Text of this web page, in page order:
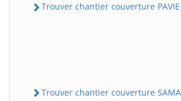
Trouver chantier couverture PAVIE
Trouver chantier couverture